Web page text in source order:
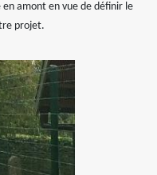
en amont en vue de définir le
projet.